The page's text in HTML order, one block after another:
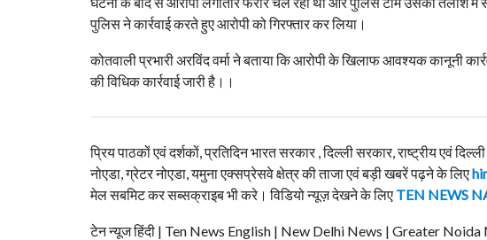
पुलिस ने कार्रवाई करते हुए आरोपी को गिरफ्तार कर लिया।
कोतवाली प्रभारी अरविंद वर्मा ने बताया कि आरोपी के खिलाफ आवश्यक कानूनी
की विधिक कार्रवाई जारी है।।
प्रिय पाठकों एवं दर्शकों, प्रतिदिन भारत सरकार , दिल्ली सरकार, राष्ट्रीय एवं
नोएडा, ग्रेटर नोएडा, यमुना एक्सप्रेसवे क्षेत्र की ताजा एवं बड़ी खबरें पढ़ने के लिए
मेल सबमिट कर सब्सक्राइब भी करे। विडियो न्यूज़ देखने के लिए TEN NEWS
टेन न्यूज हिंदी | Ten News English | New Delhi News | Greater